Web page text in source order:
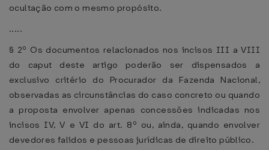
ocultação com o mesmo propósito.
.....
§ 2º Os documentos relacionados nos incisos III a VIII
do caput deste artigo poderão ser dispensados a
exclusivo critério do Procurador da Fazenda Nacional,
observadas as circunstâncias do caso concreto ou quando
a proposta envolver apenas concessões indicadas nos
incisos IV, V e VI do art. 8º ou, ainda, quando envolver
devedores falidos e pessoas jurídicas de direito público.